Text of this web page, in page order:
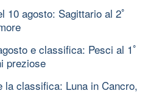
10 agosto: Sagittario al 2ﾟ
e classifica: Pesci al 1ﾟ
preziose
la classifica: Luna in Cancro,